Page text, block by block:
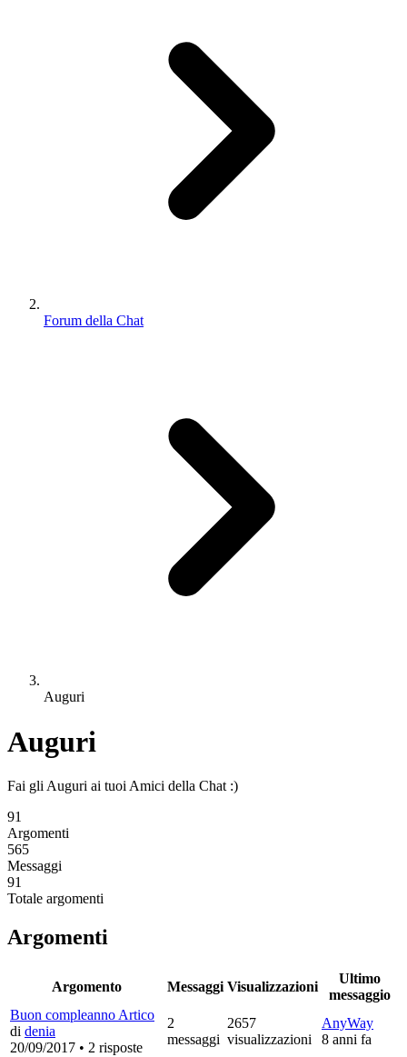
Forum della Chat
Auguri
Auguri
Fai gli Auguri ai tuoi Amici della Chat :)
91
Argomenti
565
Messaggi
91
Totale argomenti
Argomenti
Argomento Messaggi Visualizzazioni
Ultimo
messaggio
Buon compleanno Artico
di denia
20/09/2017 • 2 risposte
2
messaggi
2657
visualizzazioni
AnyWay
8 anni fa